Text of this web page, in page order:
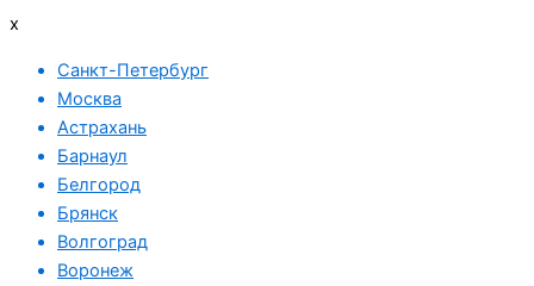
x
Санкт-Петербург
Москва
Астрахань
Барнаул
Белгород
Брянск
Волгоград
Воронеж